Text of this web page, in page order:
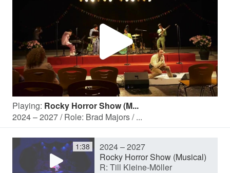
P
l
a
Playing: Rocky Horror Show (M...
2024 – 2027 / Role: Brad Majors / ...
1:38
2024 – 2027
Rocky Horror Show (Musical)
R: Till Kleine-Möller